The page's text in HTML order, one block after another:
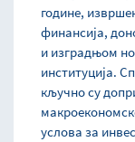
године,
финансија,
и изградњом
институција.
кључно су
услова за